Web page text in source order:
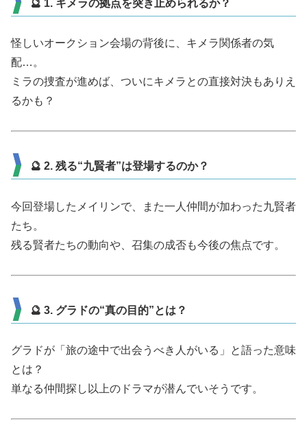
🔮 1. キメラの拠点を突き止められるか？
怪しいオークション会場の背後に、キメラ関係者の気
配…。
ミラの捜査が進めば、ついにキメラとの直接対決もありえ
るかも？
🔮 2. 残る“九賢者”は登場するのか？
今回登場したメイリンで、また一人仲間が加わった九賢者
たち。
残る賢者たちの動向や、召集の成否も今後の焦点です。
🔮 3. グラドの“真の目的”とは？
グラドが「旅の途中で出会うべき人がいる」と語った意味
とは？
単なる仲間探し以上のドラマが潜んでいそうです。